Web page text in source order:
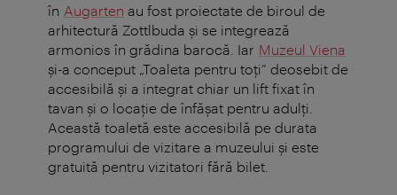
în Augarten au fost proiectate de biroul de
arhitectură Zottlbuda și se integrează
armonios în grădina barocă. Iar Muzeul Viena
și-a conceput „Toaleta pentru toți” deosebit de
accesibilă și a integrat chiar un lift fixat în
tavan și o locaţie de înfăşat pentru adulți.
Această toaletă este accesibilă pe durata
programului de vizitare a muzeului și este
gratuită pentru vizitatori fără bilet.